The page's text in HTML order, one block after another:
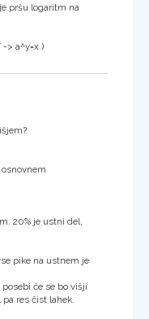
pršu logaritm na
-> a^y=x )
20% je ustni del,
pike na ustnem je
posebi če se bo višji
res čist lahek.